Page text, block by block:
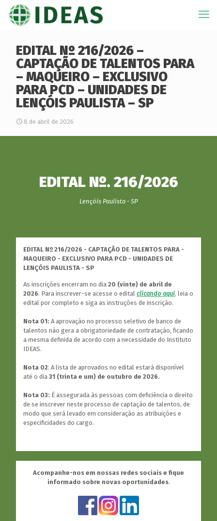
EDITAL Nº 216/2026 –
CAPTAÇÃO DE TALENTOS PARA
– MAQUEIRO – EXCLUSIVO
PARA PCD – UNIDADES DE
LENÇÓIS PAULISTA – SP
8 de abril de 2026
EDITAL Nº. 216/2026
Lençóis Paulista - SP
EDITAL Nº 216/2026 - CAPTAÇÃO DE TALENTOS PARA -
MAQUEIRO - EXCLUSIVO PARA PCD - UNIDADES DE
LENÇÓIS PAULISTA - SP
As inscrições encerram no dia 20 (vinte) de abril de
2026. Para inscrever-se acesse o edital clicando aqui, leia o
edital por completo e siga as instruções de inscrição.
Nota 01: A aprovação no processo seletivo de banco de
talentos não gera a obrigatoriedade de contratação, ficando
a mesma definida de acordo com a necessidade do Instituto
IDEAS.
Nota 02: A lista de aprovados no edital estará disponível
até o dia 31 (trinta e um) de outubro de 2026.
Nota 03: É assegurada às pessoas com deficiência o direito
de se inscrever neste processo de captação de talentos, de
modo que será levado em consideração as atribuições e
especificidades do cargo.
Acompanhe-nos em nossas redes sociais e fique
informado sobre novas oportunidades.